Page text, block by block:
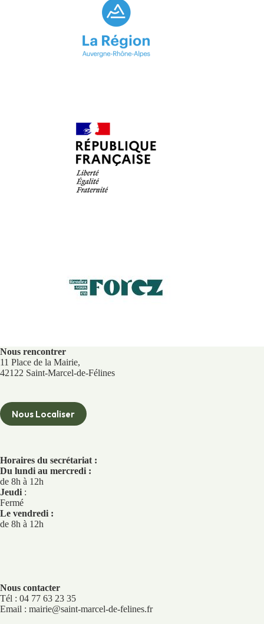
Nous rencontrer
11 Place de la Mairie,
42122 Saint-Marcel-de-Félines
Nous Localiser
Horaires du secrétariat :
Du lundi au mercredi :
de 8h à 12h
Jeudi :
Fermé
Le vendredi :
de 8h à 12h
Nous contacter
Tél : 04 77 63 23 35
Email : mairie@saint-marcel-de-felines.fr